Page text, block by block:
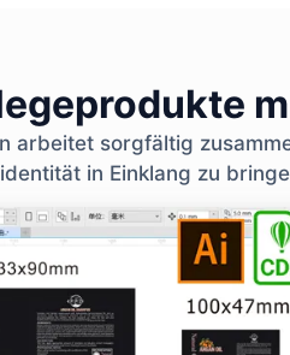
arbeitet sorgfältig
in Einklang zu